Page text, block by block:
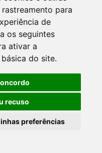
para
de
os seguintes
ativar a
do site.
recuso
preferências